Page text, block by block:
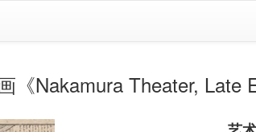
Nakamura Theater, Late